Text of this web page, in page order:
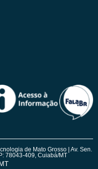
de Mato Grosso | Av. Sen.
78043-409, Cuiabá/MT